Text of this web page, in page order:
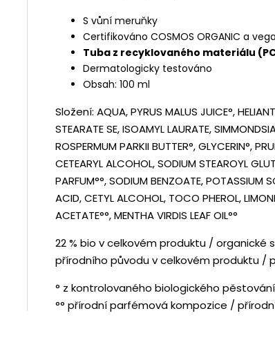
S vůní meruňky
Certifikováno COSMOS ORGANIC a
Tuba z recyklovaného materiálu
Dermatologicky testováno
Obsah: 100 ml
Složení: AQUA, PYRUS MALUS JUICE°,
STEARATE SE, ISOAMYL LAURATE,
ROSPERMUM PARKII BUTTER°, GLYCERIN°,
CETEARYL ALCOHOL, SODIUM STEAROYL
PARFUM°°, SODIUM BENZOATE, POTASSIUM
ACID, CETYL ALCOHOL, TOCO PHEROL,
ACETATE°°, MENTHA VIRDIS LEAF OIL°°
22 % bio v celkovém produktu / organické
přírodního původu v celkovém produktu /
° z kontrolovaného biologického
°° přírodní parfémová kompozice /